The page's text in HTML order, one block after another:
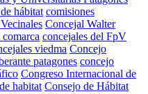
hábitat comisiones
Concejal Walter
concejales del FpV
viedma Concejo
patagones concejo
Congreso Internacional de
habitat Consejo de Hábitat